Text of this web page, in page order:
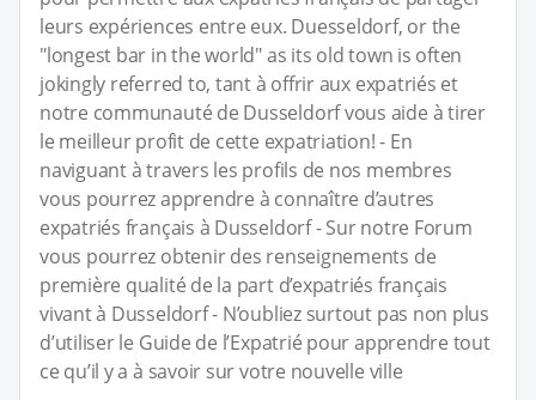
leurs expériences entre eux. Duesseldorf, or the
"longest bar in the world" as its old town is often
jokingly referred to, tant à offrir aux expatriés et
notre communauté de Dusseldorf vous aide à tirer
le meilleur profit de cette expatriation! - En
naviguant à travers les profils de nos membres
vous pourrez apprendre à connaître d’autres
expatriés français à Dusseldorf - Sur notre Forum
vous pourrez obtenir des renseignements de
première qualité de la part d’expatriés français
vivant à Dusseldorf - N’oubliez surtout pas non plus
d’utiliser le Guide de l’Expatrié pour apprendre tout
ce qu’il y a à savoir sur votre nouvelle ville